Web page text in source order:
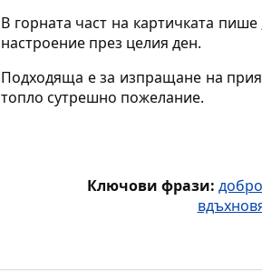
В горната част на картичката пише
настроение през целия ден.
Подходяща е за изпращане на
топло сутрешно пожелание.
Ключови фрази: